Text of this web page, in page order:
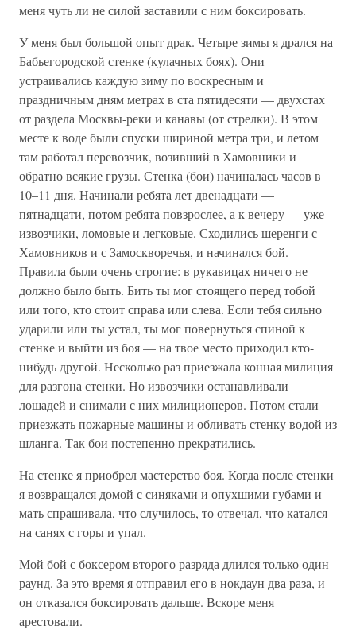
меня чуть ли не силой заставили с ним боксировать.
У меня был большой опыт драк. Четыре зимы я дрался на
Бабьегородской стенке (кулачных боях). Они
устраивались каждую зиму по воскресным и
праздничным дням метрах в ста пятидесяти — двухстах
от раздела Москвы-реки и канавы (от стрелки). В этом
месте к воде были спуски шириной метра три, и летом
там работал перевозчик, возивший в Хамовники и
обратно всякие грузы. Стенка (бои) начиналась часов в
10–11 дня. Начинали ребята лет двенадцати —
пятнадцати, потом ребята повзрослее, а к вечеру — уже
извозчики, ломовые и легковые. Сходились шеренги с
Хамовников и с Замоскворечья, и начинался бой.
Правила были очень строгие: в рукавицах ничего не
должно было быть. Бить ты мог стоящего перед тобой
или того, кто стоит справа или слева. Если тебя сильно
ударили или ты устал, ты мог повернуться спиной к
стенке и выйти из боя — на твое место приходил кто-
нибудь другой. Несколько раз приезжала конная милиция
для разгона стенки. Но извозчики останавливали
лошадей и снимали с них милиционеров. Потом стали
приезжать пожарные машины и обливать стенку водой из
шланга. Так бои постепенно прекратились.
На стенке я приобрел мастерство боя. Когда после стенки
я возвращался домой с синяками и опухшими губами и
мать спрашивала, что случилось, то отвечал, что катался
на санях с горы и упал.
Мой бой с боксером второго разряда длился только один
раунд. За это время я отправил его в нокдаун два раза, и
он отказался боксировать дальше. Вскоре меня
арестовали.